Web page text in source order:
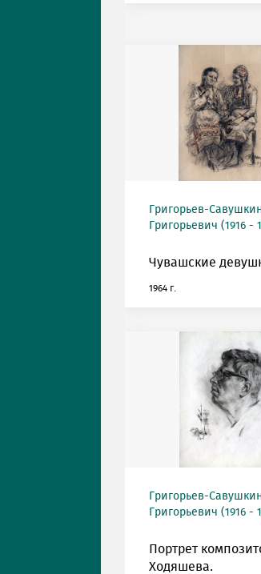
Григорьев-
Григорьевич (1916 -
Чувашские
1964 г.
Григорьев-
Григорьевич (1916 -
Портрет
Ходяшева.